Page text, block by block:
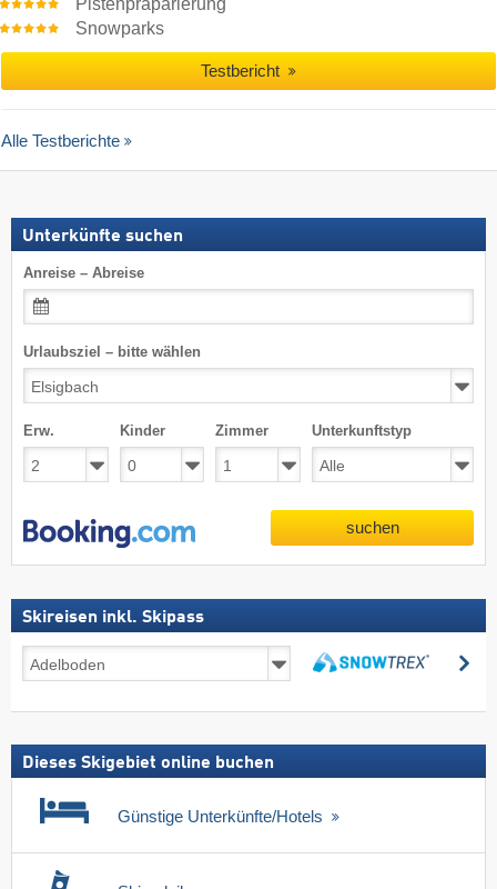
Snowparks
Testbericht
Alle Testberichte
Unterkünfte suchen
Anreise – Abreise
Urlaubsziel – bitte wählen
Erw. Kinder Zimmer Unterkunftstyp
suchen
Skireisen inkl. Skipass
inkl.
Dieses Skigebiet online buchen
Günstige Unterkünfte/Hotels